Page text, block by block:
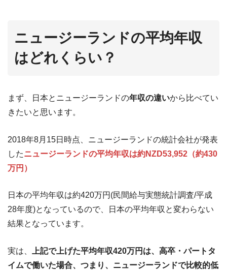
ニュージーランドの平均年収
はどれくらい？
まず、日本とニュージーランドの年収の違いから比べてい
きたいと思います。
2018年8月15日時点、ニュージーランドの統計会社が発表
したニュージーランドの平均年収は約NZD53,952（約430
万円）
日本の平均年収は約420万円(民間給与実態統計調査/平成
28年度)となっているので、日本の平均年収と変わらない
結果となっています。
実は、
上記で上げた平均年収420万円は、高卒・パートタ
イムで働いた場合、つまり、ニュージーランドで比較的低